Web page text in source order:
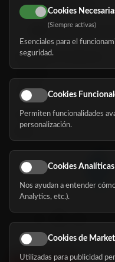
616 113 103
Buscador de residencias
Eventos
Nosotros
Síguenos
Cookies
(Siempre activas)
Esenciales para el
seguridad.
Cookies
Permiten funcionalidades
personalización.
Cookies Analíticas
Nos ayudan a entender
Analytics, etc.).
Cookies de
Utilizadas para publicidad